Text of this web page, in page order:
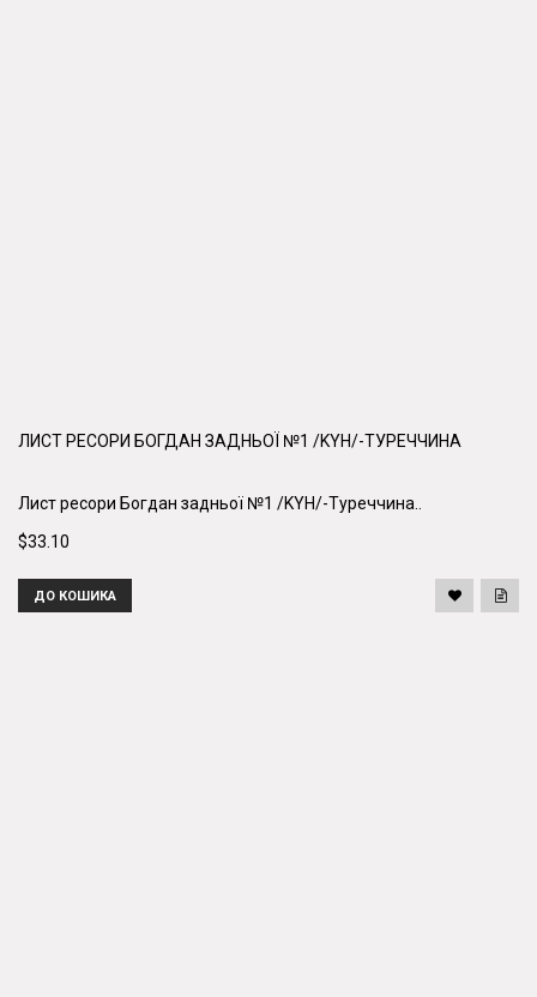
ЛИСТ РЕСОРИ БОГДАН ЗАДНЬОЇ №1 /KYH/-ТУРЕЧЧИНА
Лист ресори Богдан задньої №1 /KYH/-Туреччина..
$33.10
ДО КОШИКА